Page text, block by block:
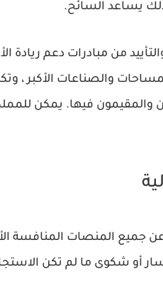
يساعد السائح.
من مبادرات دعم ريادة
جميع المنصات المنافسة
أو شكوى ما لم تكن